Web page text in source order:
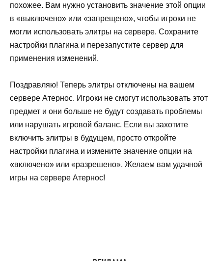
похожее. Вам нужно установить значение этой опции
в «выключено» или «запрещено», чтобы игроки не
могли использовать элитры на сервере. Сохраните
настройки плагина и перезапустите сервер для
применения изменений.
Поздравляю! Теперь элитры отключены на вашем
сервере Атернос. Игроки не смогут использовать этот
предмет и они больше не будут создавать проблемы
или нарушать игровой баланс. Если вы захотите
включить элитры в будущем, просто откройте
настройки плагина и измените значение опции на
«включено» или «разрешено». Желаем вам удачной
игры на сервере Атернос!